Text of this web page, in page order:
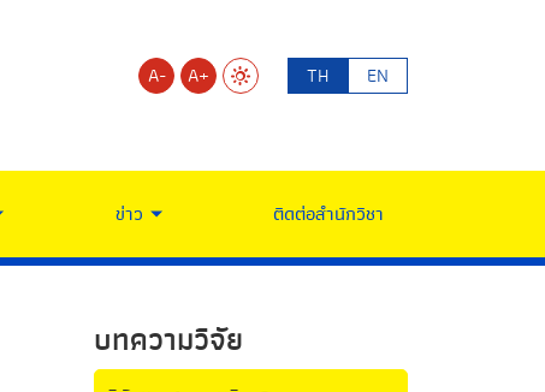
A- A+ TH EN
ข่าว ติดต่อสำนักวิชา
บทความวิจัย